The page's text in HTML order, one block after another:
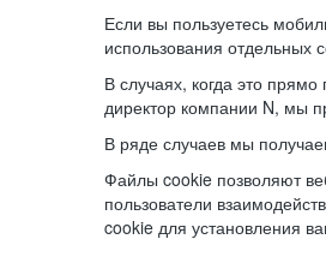
Если вы пользуетесь
использования отдельных
В случаях, когда это
директор компании N, мы
В ряде случаев мы
Файлы cookie позволяют
пользователи
cookie для установления